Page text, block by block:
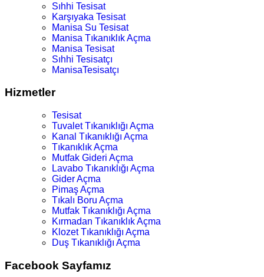
Sıhhi Tesisat
Karşıyaka Tesisat
Manisa Su Tesisat
Manisa Tıkanıklık Açma
Manisa Tesisat
Sıhhi Tesisatçı
ManisaTesisatçı
Hizmetler
Tesisat
Tuvalet Tıkanıklığı Açma
Kanal Tıkanıklığı Açma
Tıkanıklık Açma
Mutfak Gideri Açma
Lavabo Tıkanıklığı Açma
Gider Açma
Pimaş Açma
Tıkalı Boru Açma
Mutfak Tıkanıklığı Açma
Kırmadan Tıkanıklık Açma
Klozet Tıkanıklığı Açma
Duş Tıkanıklığı Açma
Facebook Sayfamız